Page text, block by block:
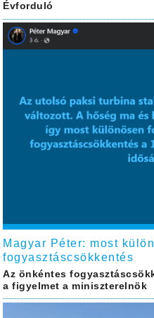
Évforduló
Magyar Péter: most
fogyasztáscsökkentés
Az önkéntes
a figyelmet a miniszterelnök